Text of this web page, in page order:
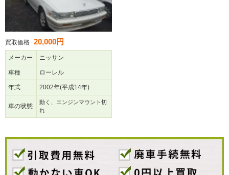
買取価格 20,000円
メーカー ニッサン
車種 ローレル
年式 2002年(平成14年)
車の状態
動く、エンジンマウント切
れ